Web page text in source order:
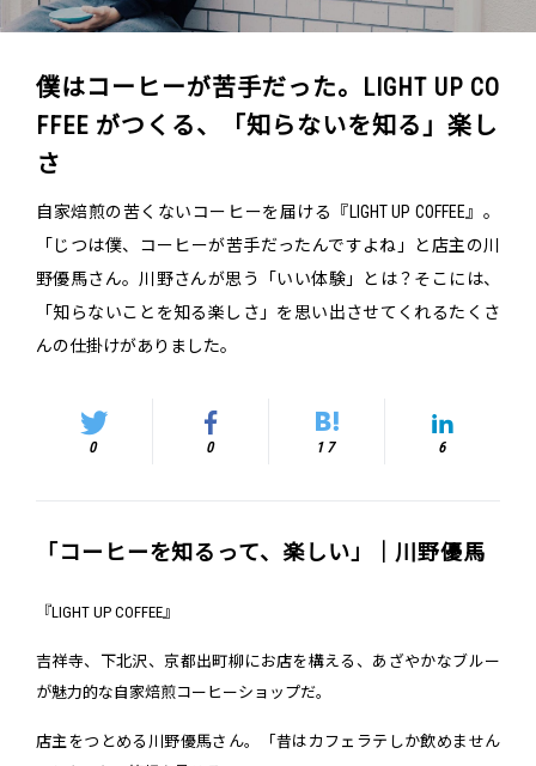
僕はコーヒーが苦手だった。LIGHT UP CO
FFEE がつくる、「知らないを知る」楽し
さ
自家焙煎の苦くないコーヒーを届ける『LIGHT UP COFFEE』。
「じつは僕、コーヒーが苦手だったんですよね」と店主の川
野優馬さん。川野さんが思う「いい体験」とは？そこには、
「知らないことを知る楽しさ」を思い出させてくれるたくさ
んの仕掛けがありました。
0 0 17 6
「コーヒーを知るって、楽しい」｜川野優馬
『LIGHT UP COFFEE』
吉祥寺、下北沢、京都出町柳にお店を構える、あざやかなブルー
が魅力的な自家焙煎コーヒーショップだ。
店主をつとめる川野優馬さん。「昔はカフェラテしか飲めません